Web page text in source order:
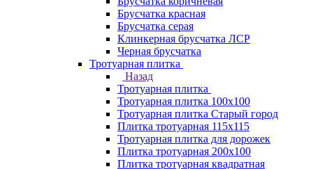
Брусчатка красная
Брусчатка серая
Клинкерная брусчатка ЛСР
Черная брусчатка
Тротуарная плитка
Назад
Тротуарная плитка
Тротуарная плитка 100x100
Тротуарная плитка Старый город
Плитка тротуарная 115x115
Тротуарная плитка для дорожек
Плитка тротуарная 200х100
Плитка тротуарная квадратная